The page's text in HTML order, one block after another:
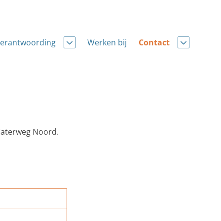
Werken bij Contact
Noord.